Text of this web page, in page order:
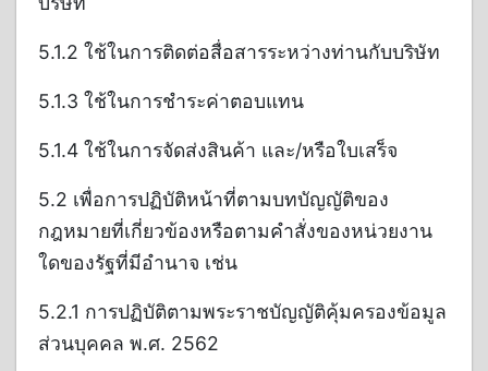
5.1.2 ใช้ในการติดต่อสื่อสารระหว่างท่านกับบริษัท
5.1.3 ใช้ในการชำระค่าตอบแทน
5.1.4 ใช้ในการจัดส่งสินค้า และ/หรือใบเสร็จ
5.2 เพื่อการปฏิบัติหน้าที่ตามบทบัญญัติของ
กฎหมายที่เกี่ยวข้องหรือตามคำสั่งของหน่วยงาน
ใดของรัฐที่มีอำนาจ เช่น
5.2.1 การปฏิบัติตามพระราชบัญญัติคุ้มครองข้อมูล
ส่วนบุคคล พ.ศ. 2562